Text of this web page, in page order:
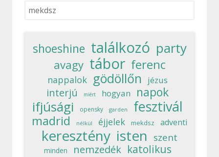
Keresés...
shoeshine találkozó party
avagy tábor ferenc
nappalok gödöllőn jézus
interjú miért hogyan napok
ifjúsági opensky garden fesztivál
madrid nélkül éjjelek mekdsz adventi
keresztény isten szent
minden nemzedék katolikus